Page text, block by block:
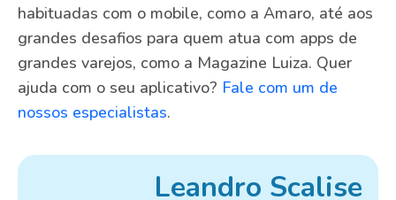
habituadas com o mobile, como a Amaro, até aos
grandes desafios para quem atua com apps de
grandes varejos, como a Magazine Luiza. Quer
ajuda com o seu aplicativo? Fale com um de
nossos especialistas.
Leandro Scalise